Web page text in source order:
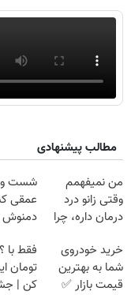
مطالب پیشنهادی
من نمیفهمم
وقتی زانو درد
درمان داره، چرا
تحمل میکنی؟❗
شست
عمقی
دمنوش
خرید خودروی
شما به بهترین
قیمت بازار ✅
فقط با
تومان
کن |